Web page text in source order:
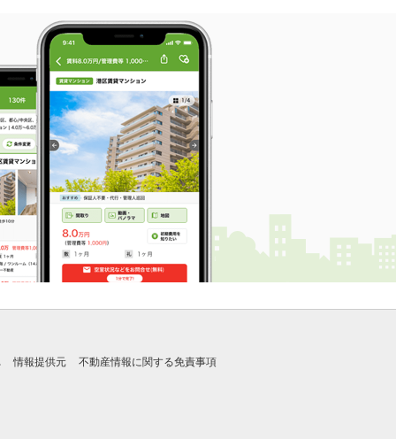
情報提供元 不動産情報に関する免責事項